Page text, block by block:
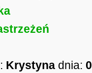
Krystyna dnia: